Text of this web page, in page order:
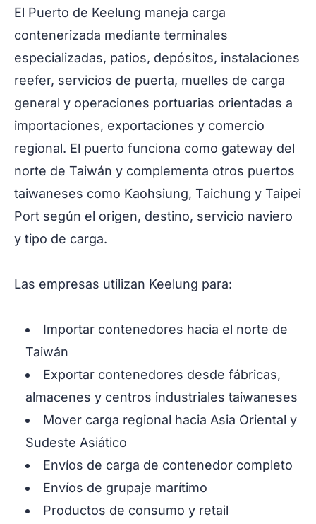
El Puerto de Keelung maneja carga
contenerizada mediante terminales
especializadas, patios, depósitos, instalaciones
reefer, servicios de puerta, muelles de carga
general y operaciones portuarias orientadas a
importaciones, exportaciones y comercio
regional. El puerto funciona como gateway del
norte de Taiwán y complementa otros puertos
taiwaneses como Kaohsiung, Taichung y Taipei
Port según el origen, destino, servicio naviero
y tipo de carga.
Las empresas utilizan Keelung para:
Importar contenedores hacia el norte de
Taiwán
Exportar contenedores desde fábricas,
almacenes y centros industriales taiwaneses
Mover carga regional hacia Asia Oriental y
Sudeste Asiático
Envíos de carga de contenedor completo
Envíos de grupaje marítimo
Productos de consumo y retail